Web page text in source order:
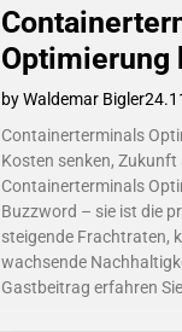
Optimierung
by Waldemar Bigler
Containerterminals
Kosten senken,
Containerterminals
Buzzword – sie ist die
steigende Frachtraten,
wachsende
Gastbeitrag erfahren